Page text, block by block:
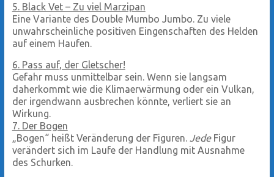
5. Black Vet – Zu viel Marzipan
Eine Variante des Double Mumbo Jumbo. Zu viele
unwahrscheinliche positiven Eingenschaften des Helden
auf einem Haufen.
6. Pass auf, der Gletscher!
Gefahr muss unmittelbar sein. Wenn sie langsam
daherkommt wie die Klimaerwärmung oder ein Vulkan,
der irgendwann ausbrechen könnte, verliert sie an
Wirkung.
7. Der Bogen
„Bogen“ heißt Veränderung der Figuren. JedeFigur
verändert sich im Laufe der Handlung mit Ausnahme
des Schurken.